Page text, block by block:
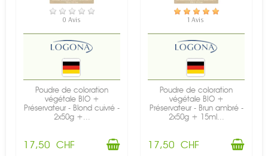
EN STOCK
0 Avis
Poudre de coloration
végétale BIO +
Préservateur - Blond cuivré -
2x50g +...
17,50 CHF
EN STOCK
1 Avis
Poudre de coloration
végétale BIO +
Préservateur - Brun ambré -
2x50g + 15ml...
17,50 CHF